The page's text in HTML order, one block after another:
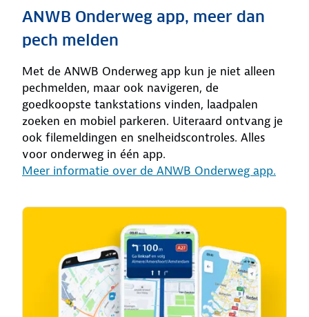
ANWB Onderweg app, meer dan
pech melden
Met de ANWB Onderweg app kun je niet alleen
pechmelden, maar ook navigeren, de
goedkoopste tankstations vinden, laadpalen
zoeken en mobiel parkeren. Uiteraard ontvang je
ook filemeldingen en snelheidscontroles. Alles
voor onderweg in één app.
Meer informatie over de ANWB Onderweg app.